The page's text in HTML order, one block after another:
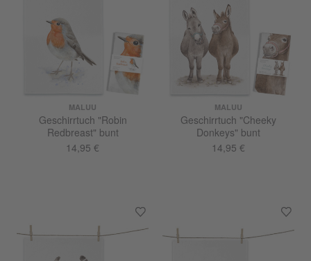
MALUU
Geschirrtuch "Robin
Redbreast" bunt
14,95 €
MALUU
Geschirrtuch "Cheeky
Donkeys" bunt
14,95 €